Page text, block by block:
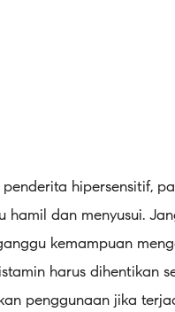
hipersensitif,
hamil dan menyusui.
kemampuan
harus dihentikan
penggunaan jika